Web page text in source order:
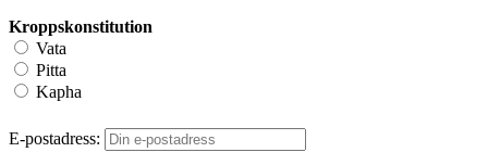
Kroppskonstitution
Vata
Pitta
Kapha
E-postadress: